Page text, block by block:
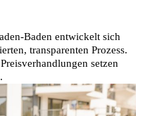
Baden entwickelt sich
transparenten Prozess.
setzen